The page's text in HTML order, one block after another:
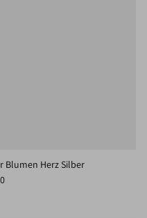
Blumen Herz Silber
Preis